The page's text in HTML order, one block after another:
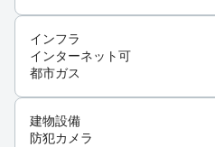
インフラ
インターネット可
都市ガス
建物設備
防犯カメラ